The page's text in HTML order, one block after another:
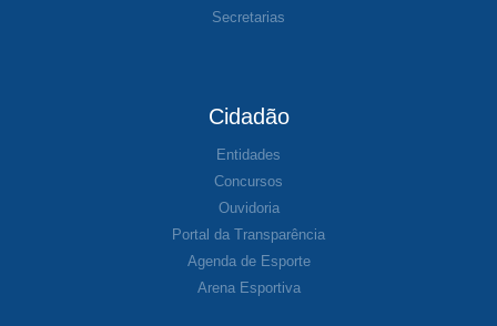
Secretarias
Cidadão
Entidades
Concursos
Ouvidoria
Portal da Transparência
Agenda de Esporte
Arena Esportiva